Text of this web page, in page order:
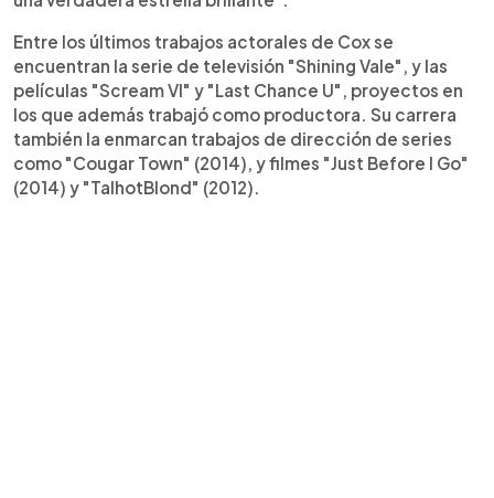
Entre los últimos trabajos actorales de Cox se
encuentran la serie de televisión "Shining Vale", y las
películas "Scream VI" y "Last Chance U", proyectos en
los que además trabajó como productora. Su carrera
también la enmarcan trabajos de dirección de series
como "Cougar Town" (2014), y filmes "Just Before I Go"
(2014) y "TalhotBlond" (2012).